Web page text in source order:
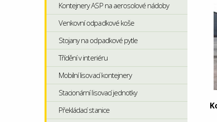
Kontejnery ASP na aerosolové nádoby
Venkovní odpadkové koše
Stojany na odpadkové pytle
Třídění v interiéru
Mobilní lisovací kontejnery
Stacionární lisovací jednotky
Překládací stanice